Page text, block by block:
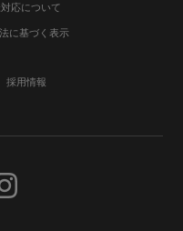
応について
に基づく表示
採用情報